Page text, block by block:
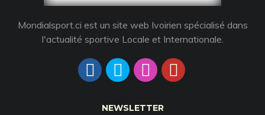
Mondialsport.ci est un site web Ivoirien spécialisé dans
l'actualité sportive Locale et Internationale.
NEWSLETTER